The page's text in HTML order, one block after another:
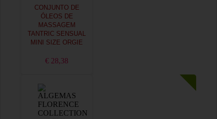
CONJUNTO DE
ÓLEOS DE
MASSAGEM
TANTRIC SENSUAL
MINI SIZE ORGIE
€ 28,38